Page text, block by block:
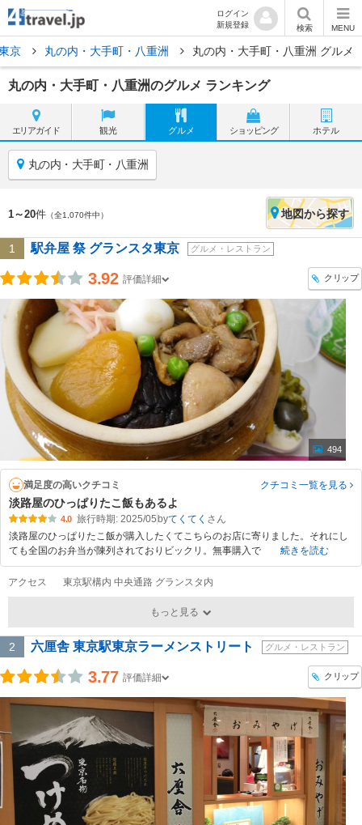
ログイン
新規登録
検索 MENU
京 丸の内・大手町・八重洲 丸の内・大手町・八重洲 グルメ
丸の内・大手町・八重洲のグルメ ランキング
エリアガイド 観光 グルメ ショッピング ホテル
丸の内・大手町・八重洲
1～20件 （全1,070件中） 地図から探す
1 駅弁屋 祭 グランスタ東京 グルメ・レストラン
3.92 評価詳細 クリップ
494
満足度の高いクチコミ クチコミ一覧を見る
淡路屋のひっぱりたこ飯もあるよ
4.0 旅行時期: 2025/05 byてくてく
淡路屋のひっぱりたこ飯が購入したくてこちらのお店に寄りました。それにし
ても全国のお弁当が陳列されておりビックリ。無事購入で
続きを読む
アクセス 東京駅構内 中央通路 グランスタ内
もっと見る
2 六厘舎 東京駅東京ラーメンストリート グルメ・レストラン
3.77 評価詳細 クリップ